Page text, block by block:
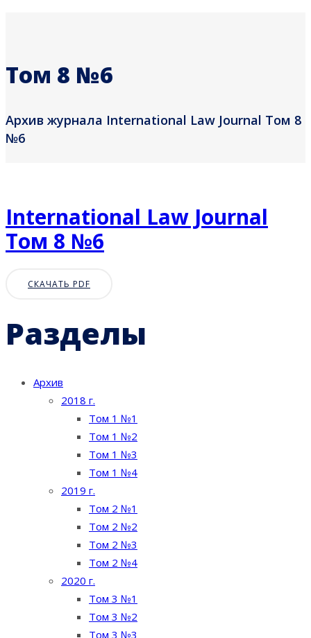
Том 8 №6
Архив журнала International Law Journal Том 8
№6
International Law Journal
Том 8 №6
СКАЧАТЬ PDF
Разделы
Архив
2018 г.
Том 1 №1
Том 1 №2
Том 1 №3
Том 1 №4
2019 г.
Том 2 №1
Том 2 №2
Том 2 №3
Том 2 №4
2020 г.
Том 3 №1
Том 3 №2
Том 3 №3